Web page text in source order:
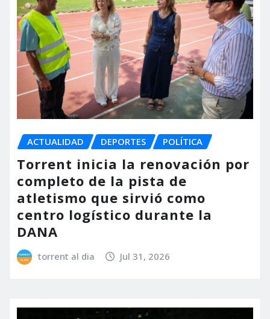
ACTUALIDAD DEPORTES POLÍTICA
Torrent inicia la renovación por
completo de la pista de
atletismo que sirvió como
centro logístico durante la
DANA
torrent al dia Jul 31, 2026